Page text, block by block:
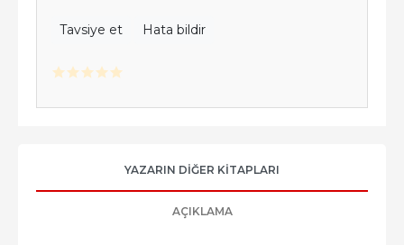
Tavsiye et Hata bildir
YAZARIN DIĞER KITAPLARI
AÇIKLAMA